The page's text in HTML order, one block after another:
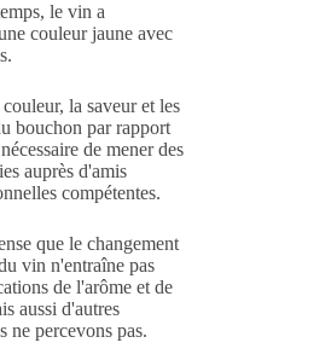
le vin a
couleur jaune avec
la saveur et les
bouchon par rapport
de mener des
auprès d'amis
compétentes.
que le changement
vin n'entraîne pas
de l'arôme et de
aussi d'autres
ne percevons pas.